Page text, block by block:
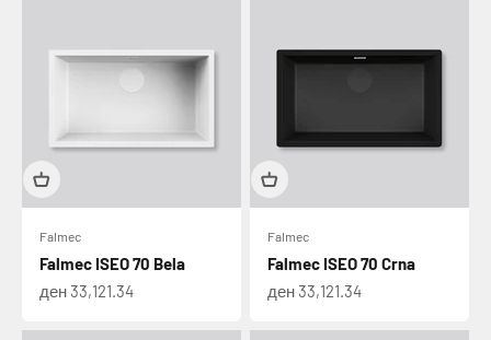
Falmec
Falmec ISEO 70 Bela
Намалена цена
ден 33,121.34
Falmec
Falmec ISEO 70 Crna
Намалена цена
ден 33,121.34